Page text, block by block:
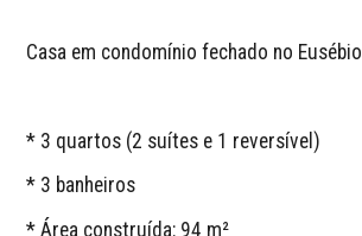
Casa em condomínio fechado no Eusébio
* 3 quartos (2 suítes e 1 reversível)
* 3 banheiros
* Área construída: 94 m²